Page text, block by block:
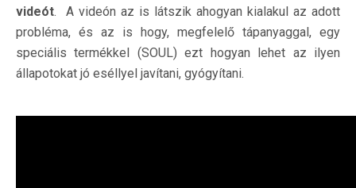
videót. A videón az is látszik ahogyan kialakul az adott
probléma, és az is hogy, megfelelő tápanyaggal, egy
speciális termékkel (SOUL) ezt hogyan lehet az ilyen
állapotokat jó eséllyel javítani, gyógyítani.